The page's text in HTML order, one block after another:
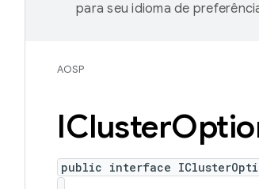
para seu idioma de
AOSP
ICluster
public interface